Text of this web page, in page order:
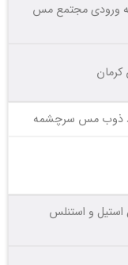
ورودی مجتمع مس
کرمان
ذوب مس سرچشمه
و استنلس